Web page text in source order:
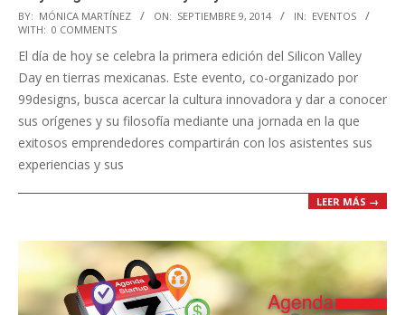
2014-
09-
09
BY: MÓNICA MARTÍNEZ ON: SEPTIEMBRE 9, 2014 IN: EVENTOS
WITH: 0 COMMENTS
El día de hoy se celebra la primera edición del Silicon Valley
Day en tierras mexicanas. Este evento, co-organizado por
99designs, busca acercar la cultura innovadora y dar a conocer
sus orígenes y su filosofía mediante una jornada en la que
exitosos emprendedores compartirán con los asistentes sus
experiencias y sus
LEER MÁS →